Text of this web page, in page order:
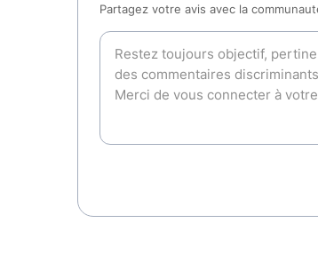
Partagez votre avis avec la